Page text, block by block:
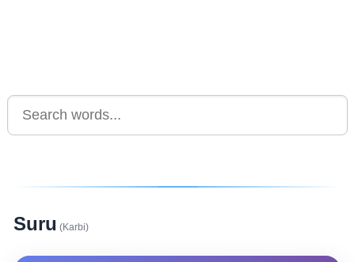
Suru (Karbi)